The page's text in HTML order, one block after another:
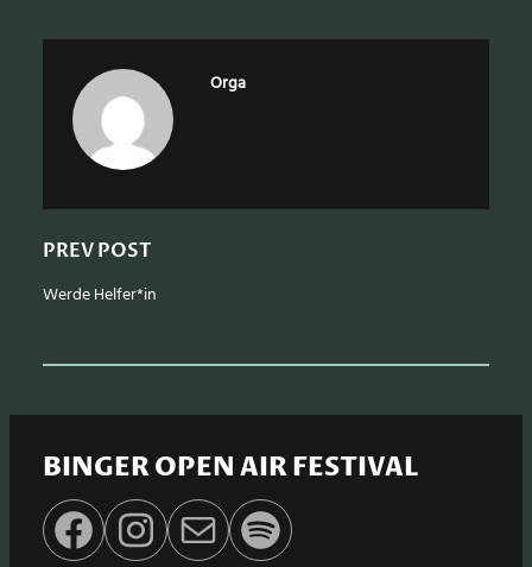
Orga
PREV POST
Werde Helfer*in
BINGER OPEN AIR FESTIVAL
Facebook Instagram E-Mail Spotify
c